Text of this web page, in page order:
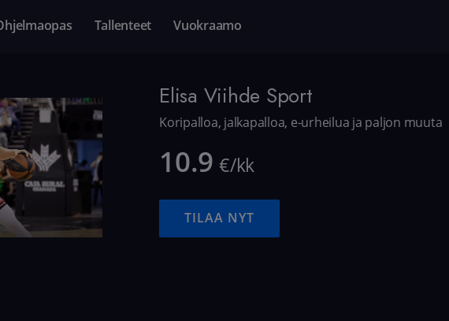
Tallenteet Vuokraamo
Elisa Viihde Sport
Koripalloa, jalkapalloa, e-urheilua ja paljon muuta
10.9 €/kk
TILAA NYT